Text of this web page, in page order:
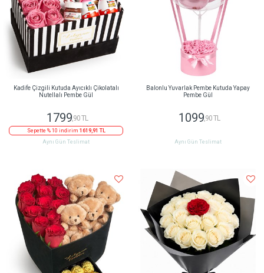
Kadife Çizgili Kutuda Ayıcıklı Çikolatalı
Nutellalı Pembe Gül
1799,90 TL
Sepette % 10 indirim 1619,91 TL
Aynı Gün Teslimat
Balonlu Yuvarlak Pembe Kutuda Yapay
Pembe Gül
1099,90 TL
Aynı Gün Teslimat